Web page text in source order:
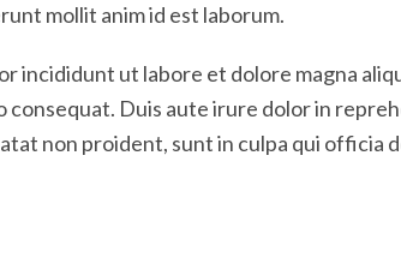
mollit anim id est laborum.
incididunt ut labore et dolore magna
consequat. Duis aute irure dolor in
non proident, sunt in culpa qui officia